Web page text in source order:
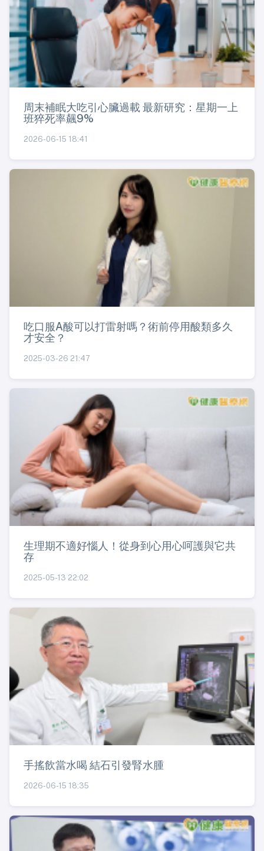
周末補眠大吃引心臟過載 最新研究：星期一上
班猝死率飆9%
2026-06-15 18:41
吃口服A酸可以打雷射嗎？術前停用酸類多久
才安全？
2025-03-26 21:47
生理期不適好惱人！從身到心用心呵護與它共
存
2025-05-13 22:02
手搖飲當水喝 結石引發腎水腫
2026-06-15 18:35